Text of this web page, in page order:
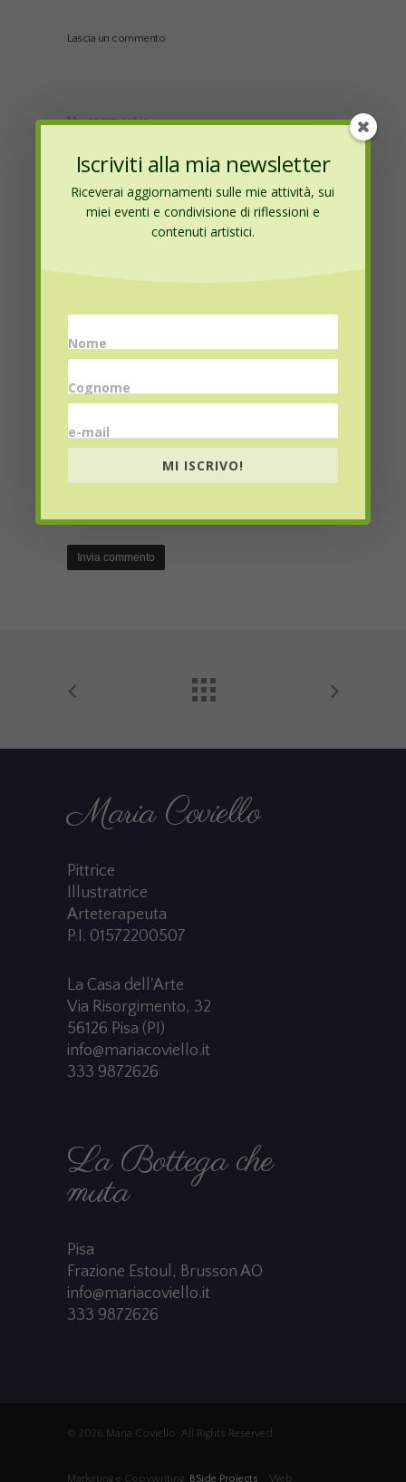
Lascia un commento
My comment is..
*
Email
Maria Coviello
Pittrice
Illustratrice
Arteterapeuta
P.I. 01572200507
La Casa dell'Arte
Via Risorgimento, 32
56126 Pisa (PI)
info@mariacoviello.it
333 9872626
La Bottega che
muta
Pisa
Frazione Estoul, Brusson AO
info@mariacoviello.it
333 9872626
© 2026 Maria Coviello. All Rights Reserved.
Marketing e Copywriting: BSide Projects Web
Iscriviti alla mia newsletter
Riceverai aggiornamenti sulle mie attività, sui
miei eventi e condivisione di riflessioni e
contenuti artistici.
Nome
Cognome
e-mail
MI ISCRIVO!